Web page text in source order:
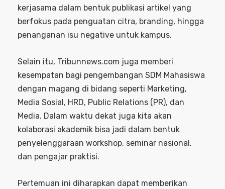
kerjasama dalam bentuk publikasi artikel yang
berfokus pada penguatan citra, branding, hingga
penanganan isu negative untuk kampus.
Selain itu, Tribunnews.com juga memberi
kesempatan bagi pengembangan SDM Mahasiswa
dengan magang di bidang seperti Marketing,
Media Sosial, HRD, Public Relations (PR), dan
Media. Dalam waktu dekat juga kita akan
kolaborasi akademik bisa jadi dalam bentuk
penyelenggaraan workshop, seminar nasional,
dan pengajar praktisi.
Pertemuan ini diharapkan dapat memberikan